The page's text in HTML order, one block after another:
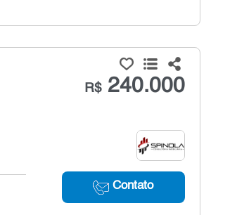
R$240.000
Contato